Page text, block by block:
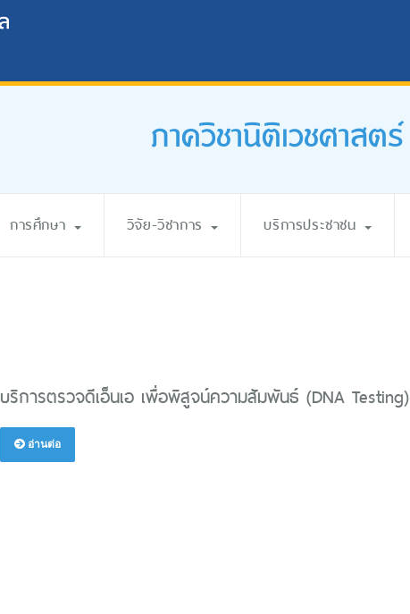
ภาควิชานิติเวชศาสตร์
การศึกษา วิจัย-วิชาการ บริการประชาชน
บริการตรวจดีเอ็นเอ เพื่อพิสูจน์ความสัมพันธ์ (DNA Testing)
อ่านต่อ